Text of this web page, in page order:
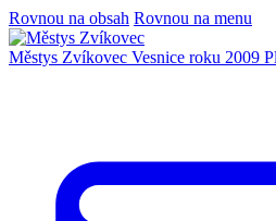
Rovnou na obsah Rovnou na menu
Městys Zvíkovec Vesnice roku 2009